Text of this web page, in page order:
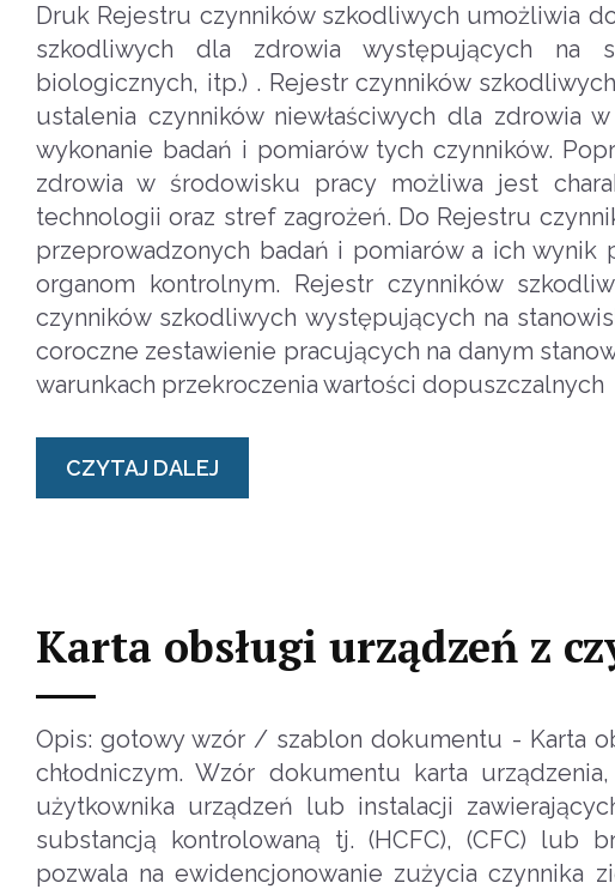
Druk Rejestru czynników szkodliwych umożliwia
szkodliwych dla zdrowia występujących na
biologicznych, itp.) . Rejestr czynników
ustalenia czynników niewłaściwych dla zdrowia
wykonanie badań i pomiarów tych czynników.
zdrowia w środowisku pracy możliwa jest
technologii oraz stref zagrożeń. Do Rejestru
przeprowadzonych badań i pomiarów a ich
organom kontrolnym. Rejestr czynników
czynników szkodliwych występujących na
coroczne zestawienie pracujących na danym
warunkach przekroczenia wartości dopuszczalnych
CZYTAJ DALEJ
Karta obsługi urządzeń z
Opis: gotowy wzór / szablon dokumentu - Karta
chłodniczym. Wzór dokumentu karta
użytkownika urządzeń lub instalacji
substancją kontrolowaną tj. (HCFC), (CFC) lub
pozwala na ewidencjonowanie zużycia czynnika